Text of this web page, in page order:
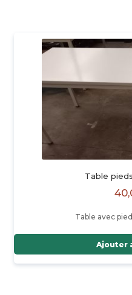
Table
Table avec
Ajouter